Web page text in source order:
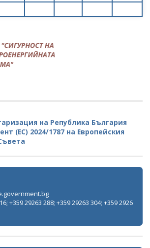
на Република България
(ЕС) 2024/1787 на Европейския
+359 29263 288; +359 29263 304; +359 2926